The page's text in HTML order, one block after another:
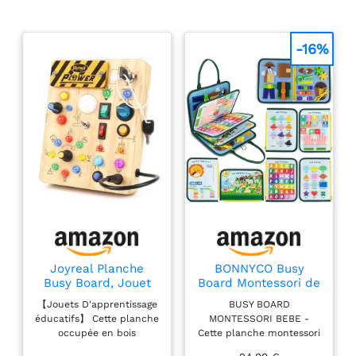
divertis. Parfait pour les
recherche d'un jouet
pour divertir leur enfant
pendant des heures.
Jouet sensoriel en
matériau naturel :
fabriqué en bois de
haute qualité et équipé
de lumières LED
lumineuses et colorées,
de tournevis est non
seulement sûre et
durable pour les
enfants, mais aussi un
haute qualité et durable
pour les parents. Idéal
Joyreal Planche
Busy Board, Jouet
Montessori en Bois
avec 19 LED, Jouet
Bebe 1 2 3 Ans,
Tableau Montessori
【Jouets D'apprentissage
éducatifs】 Cette planche
occupée en bois
BONNYCO Busy
Board Montessori de
Feutre. Jouet
Montessori Educatif,
Malette Busy Book
Motricité Fine.
BUSY BOARD
MONTESSORI BEBE -
Cette planche montessori
-16%